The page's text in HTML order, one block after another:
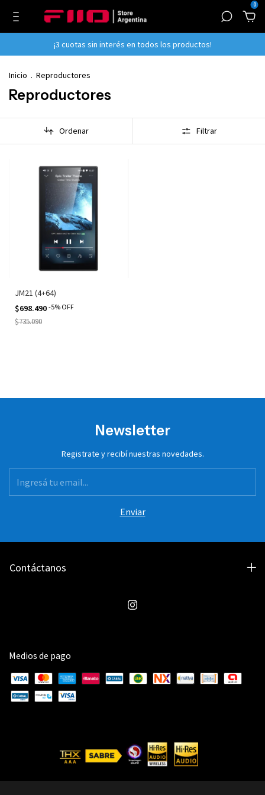
0
¡3 cuotas sin interés en todos los productos!
Inicio . Reproductores
Reproductores
Ordenar Filtrar
JM21 (4+64)
$698.490 -5% OFF
$735.090
Newsletter
Registrate y recibí nuestras novedades.
Contáctanos
Medios de pago